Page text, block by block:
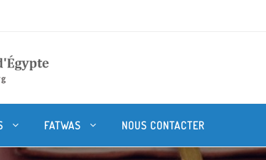
FATWAS NOUS CONTACTER